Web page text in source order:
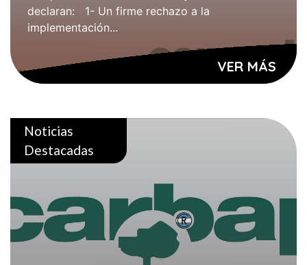
declaran: 1- Un firme rechazo a la
implementación...
VER MÁS
Noticias
Destacadas